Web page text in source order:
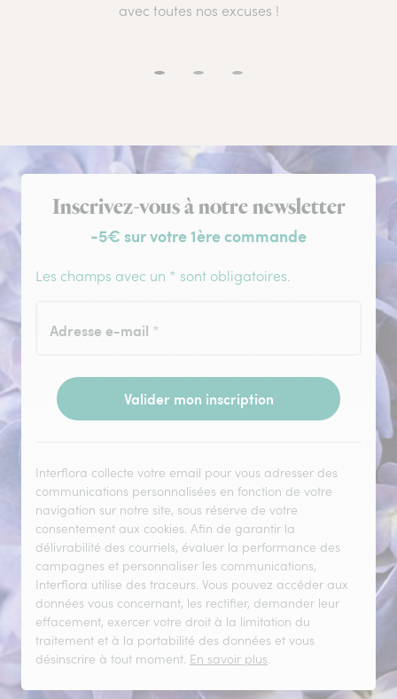
avec toutes nos excuses !
Inscription à la newsletter
Inscrivez-vous à notre newsletter
-5€ sur votre 1ère commande
Les champs avec un * sont obligatoires.
Adresse e-mail *
Valider mon inscription
Interflora collecte votre email pour vous adresser des
communications personnalisées en fonction de votre
navigation sur notre site, sous réserve de votre
consentement aux cookies. Afin de garantir la
délivrabilité des courriels, évaluer la performance des
campagnes et personnaliser les communications,
Interflora utilise des traceurs. Vous pouvez accéder aux
données vous concernant, les rectifier, demander leur
effacement, exercer votre droit à la limitation du
traitement et à la portabilité des données et vous
désinscrire à tout moment. En savoir plus.